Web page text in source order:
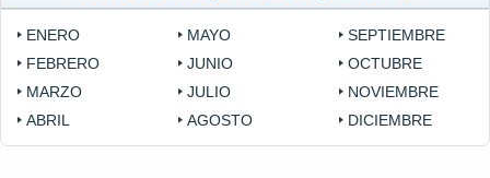
ENERO
FEBRERO
MARZO
ABRIL
MAYO
JUNIO
JULIO
AGOSTO
SEPTIEMBRE
OCTUBRE
NOVIEMBRE
DICIEMBRE